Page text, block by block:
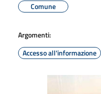
Comune
Argomenti:
Accesso all'informazione